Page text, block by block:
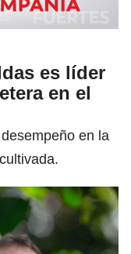
es líder
en el
en la